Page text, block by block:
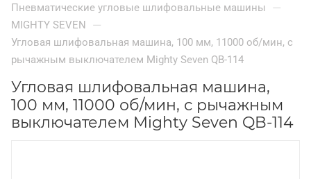
Пневматические угловые шлифовальные машины —
MIGHTY SEVEN —
Угловая шлифовальная машина, 100 мм, 11000 об/мин, с
рычажным выключателем Mighty Seven QB-114
Угловая шлифовальная машина,
100 мм, 11000 об/мин, с рычажным
выключателем Mighty Seven QB-114